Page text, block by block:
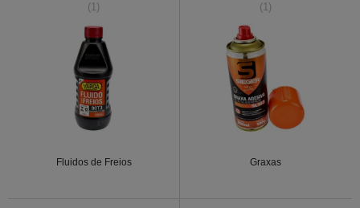
(1)
Fluidos de Freios
(1)
Graxas